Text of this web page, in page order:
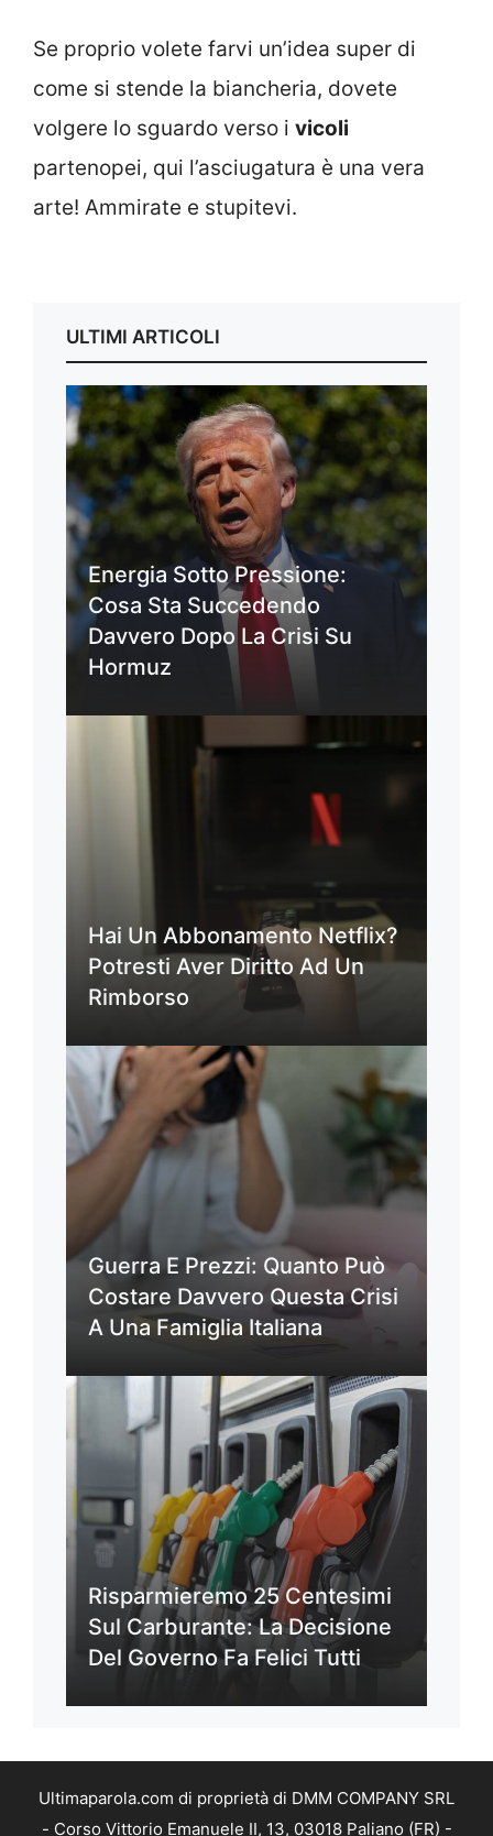
Se proprio volete farvi un’idea super di
come si stende la biancheria, dovete
volgere lo sguardo verso i vicoli
partenopei, qui l’asciugatura è una vera
arte! Ammirate e stupitevi.
ULTIMI ARTICOLI
Energia Sotto Pressione:
Cosa Sta Succedendo
Davvero Dopo La Crisi Su
Hormuz
Hai Un Abbonamento Netflix?
Potresti Aver Diritto Ad Un
Rimborso
Guerra E Prezzi: Quanto Può
Costare Davvero Questa Crisi
A Una Famiglia Italiana
Risparmieremo 25 Centesimi
Sul Carburante: La Decisione
Del Governo Fa Felici Tutti
Ultimaparola.com di proprietà di DMM COMPANY SRL
- Corso Vittorio Emanuele II, 13, 03018 Paliano (FR) -